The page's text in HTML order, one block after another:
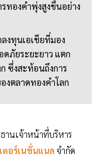
ทองคำพุ่งสูงขึ้นอย่าง
งทุนเอเชียที่มอง
ภัยระยะยาว แตก
ซึ่งสะท้อนถึงการ
งตลาดทองคำโลก
านเจ้าหน้าที่บริหาร
ตอร์เนชั่นแนล จำกัด